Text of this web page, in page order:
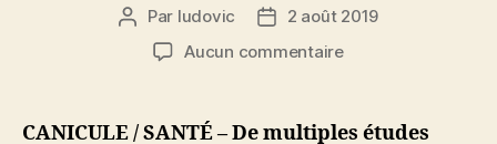
Auteur
l’article
Par ludovic
Date2 août 2019
Aucun commentairesur
gare
CANICULE / SANTÉ – De multiples études